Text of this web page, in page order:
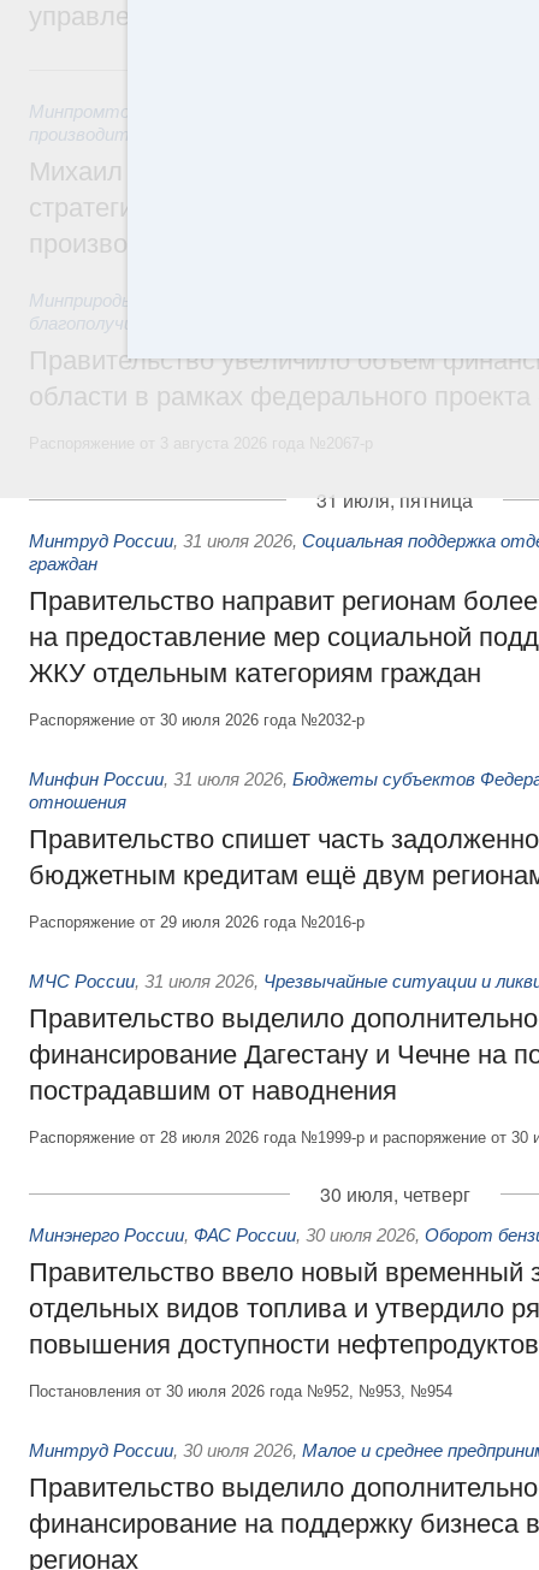
управления научно-технологическим
Минпромторг России
производительности труда и поддержки занятости
Михаил Мишустин дал поручения по
стратегической сессии, посвящённой
производительности труда
Минприроды России
благополучие»
Правительство увеличило объём
области в рамках федерального
31 июля, пятница
Минтруд России, 31 июля 2026, Социальная поддержка
граждан
Правительство направит регионам
на предоставление мер социальной
ЖКУ отдельным категориям граждан
Распоряжение от 30 июля 2026 года №2032-р
Минфин России, 31 июля 2026, Бюджеты субъектов
отношения
Правительство спишет часть
бюджетным кредитам ещё двум
Распоряжение от 29 июля 2026 года №2016-р
МЧС России, 31 июля 2026, Чрезвычайные ситуации и
Правительство выделило
финансирование Дагестану и Чечне на
пострадавшим от наводнения
Распоряжение от 28 июля 2026 года №1999-р и распоряжение от
30 июля, четверг
Минэнерго России, ФАС России, 30 июля 2026, Оборот
Правительство ввело новый временный
отдельных видов топлива и утвердило
повышения доступности нефтепродуктов
Постановления от 30 июля 2026 года №952, №953, №954
Минтруд России, 30 июля 2026, Малое и среднее
Правительство выделило
финансирование на поддержку бизнеса
регионах